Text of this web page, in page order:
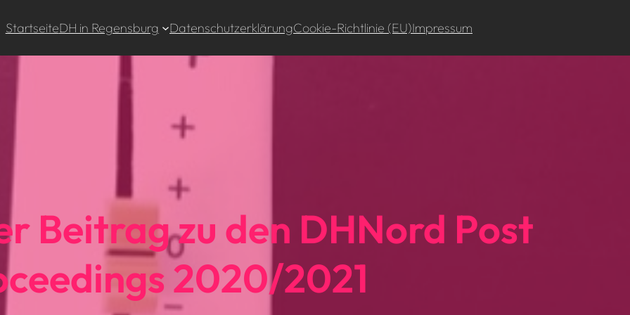
StartseiteDH in Regensburg DatenschutzerklärungCookie-Richtlinie (EU)Impressum
Beitrag zu den DHNord Post
2020/2021